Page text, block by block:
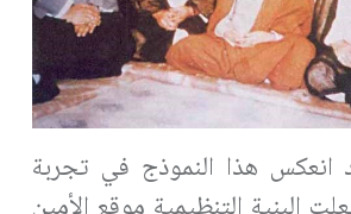
انعكس هذا النموذج في تجربة